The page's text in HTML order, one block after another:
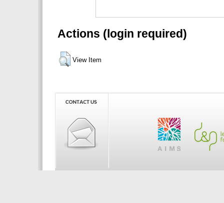
Actions (login required)
View Item